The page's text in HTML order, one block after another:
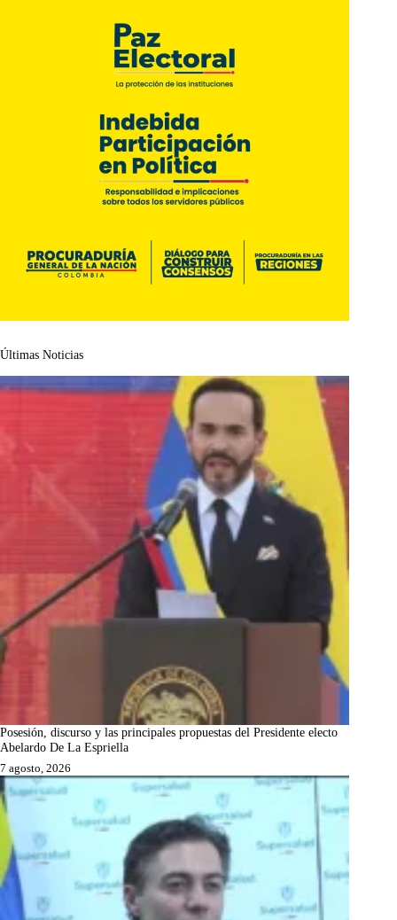
Últimas Noticias
Posesión, discurso y las principales propuestas del Presidente electo
Abelardo De La Espriella
7 agosto, 2026